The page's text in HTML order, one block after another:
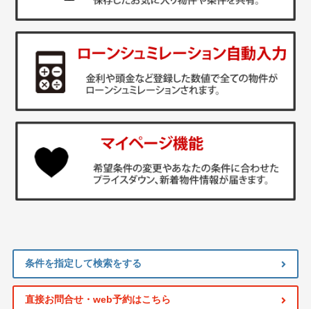
条件を指定して検索をする
直接お問合せ・web予約はこちら